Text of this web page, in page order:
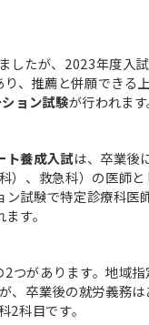
したが、2023年度入
り、推薦と併願できる
ョン試験が行われます
ト養成入試は、卒業後
）、救急科）の医師
試験で特定診療科医
す。
2つがあります。地域
、卒業後の就労義務
科目です。